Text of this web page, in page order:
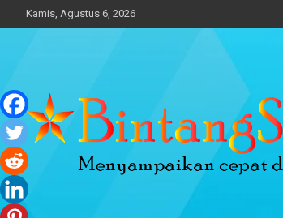
Skip
to
Kamis, Agustus 6, 2026
Portal Berita